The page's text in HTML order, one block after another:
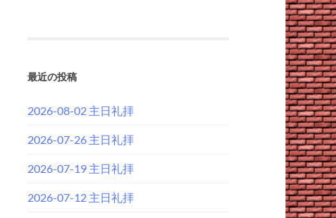
最近の投稿
2026-08-02 主日礼拝
2026-07-26 主日礼拝
2026-07-19 主日礼拝
2026-07-12 主日礼拝